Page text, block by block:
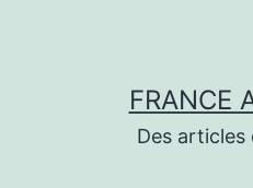
FRANCE
Des articles